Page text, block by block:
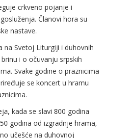
crkveno pojanje i
Članovi hora su
nastave.
na Svetoj Liturgiji i duhovnih
i o očuvanju srpskih
Svake godine o praznicima
se koncert u hramu
kada se slavi 800 godina
godina od izgradnje hrama,
učešće na duhovnoj